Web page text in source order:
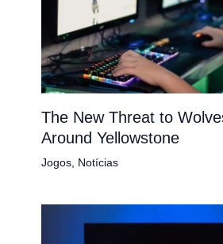
The New Threat to
Around Yellowstone
Jogos, Notícias